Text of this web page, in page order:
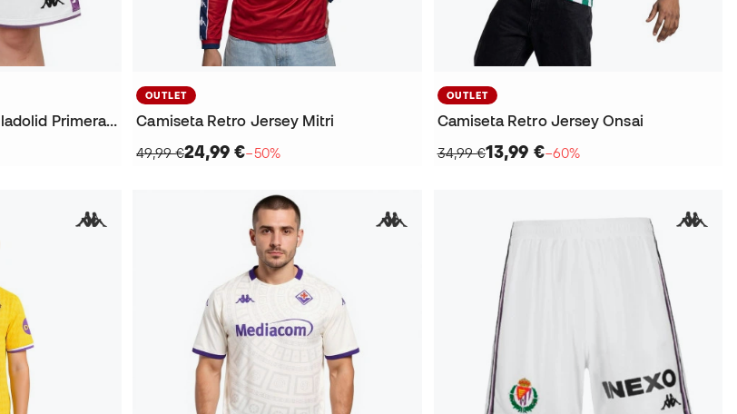
Pantalón corto Real Valladolid Primera Equipación 2025-2026 Niño
OUTLET
Camiseta Retro Jersey Mitri
49,99 €24,99 €−50%
OUTLET
Camiseta Retro Jersey Onsai
34,99 €13,99 €−60%